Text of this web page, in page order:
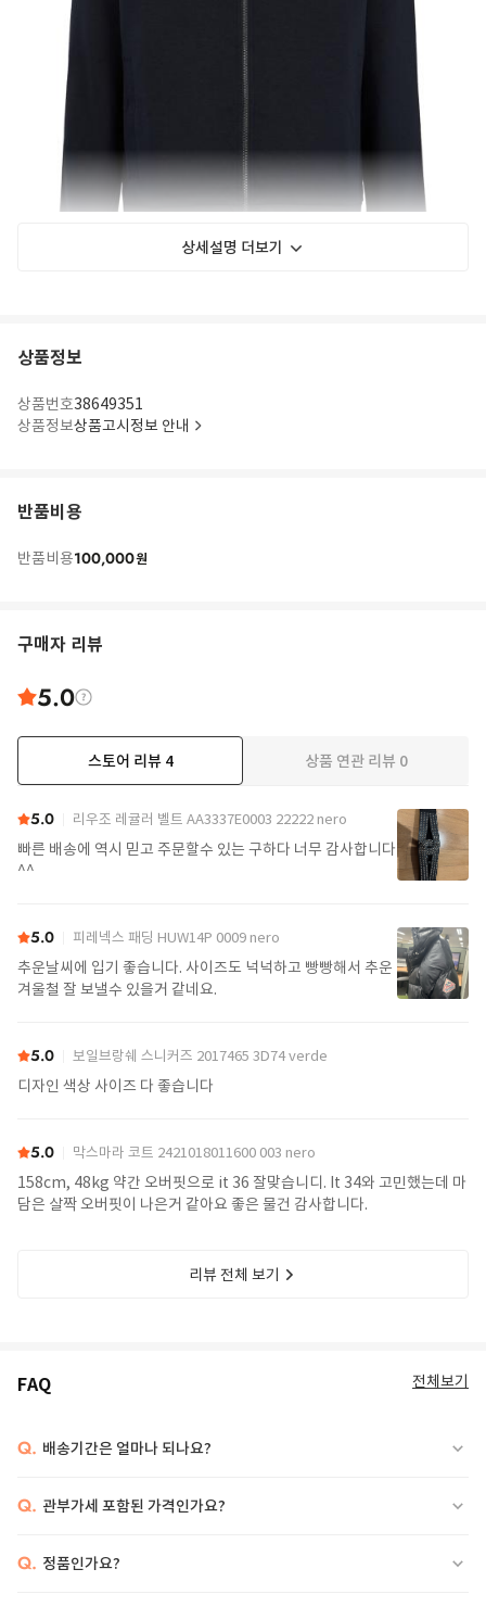
상세설명 더보기
상품정보
상품번호38649351
상품정보상품고시정보 안내
반품비용
반품비용100,000원
구매자 리뷰
5.0
스토어 리뷰 4 상품 연관 리뷰 0
5.0 리우조 레귤러 벨트 AA3337E0003 22222 nero
빠른 배송에 역시 믿고 주문할수 있는 구하다 너무 감사합니다
^^
5.0 피레넥스 패딩 HUW14P 0009 nero
추운날씨에 입기 좋습니다. 사이즈도 넉넉하고 빵빵해서 추운
겨울철 잘 보낼수 있을거 같네요.
5.0 보일브랑쉐 스니커즈 2017465 3D74 verde
디자인 색상 사이즈 다 좋습니다
5.0 막스마라 코트 2421018011600 003 nero
158cm, 48kg 약간 오버핏으로 it 36 잘맞습니디. It 34와 고민했는데 마
담은 살짝 오버핏이 나은거 같아요 좋은 물건 감사합니다.
리뷰 전체 보기
FAQ 전체보기
Q. 배송기간은 얼마나 되나요?
Q. 관부가세 포함된 가격인가요?
Q. 정품인가요?